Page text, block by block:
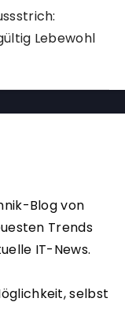
Lebewohl
Blog von
Trends
IT-News.
selbst